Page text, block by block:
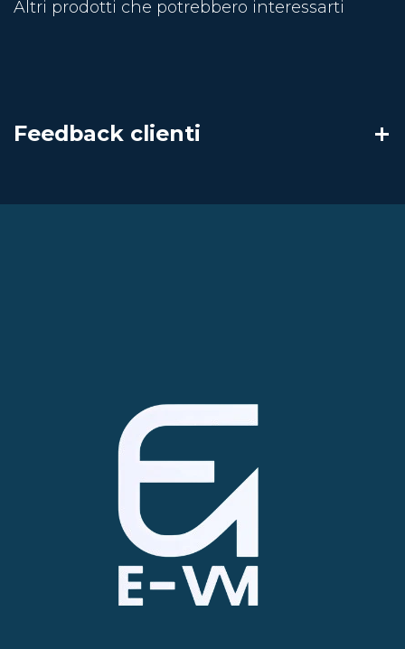
Altri prodotti che potrebbero interessarti
Feedback clienti